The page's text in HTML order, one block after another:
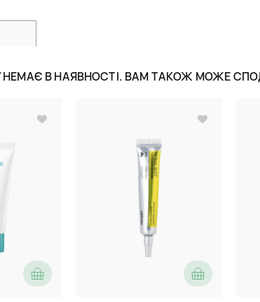
НЕМАЄ В НАЯВНОСТІ. ВАМ ТАКОЖ МОЖЕ